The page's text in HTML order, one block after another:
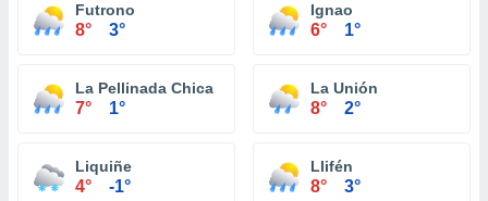
Futrono
8° 3°
Ignao
6° 1°
La Pellinada Chica
7° 1°
La Unión
8° 2°
Liquiñe
4° -1°
Llifén
8° 3°